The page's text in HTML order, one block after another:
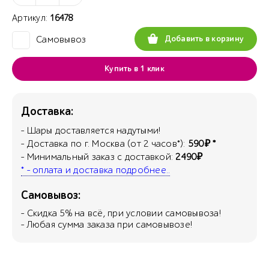
Артикул: 16478
Самовывоз Добавить в корзину
Купить в 1 клик
Доставка:
- Шары доставляется надутыми!
- Доставка по г. Москва (от 2 часов*): 590₽ *
- Минимальный заказ с доставкой:2490₽
* - оплата и доставка подробнее..
Самовывоз:
- Скидка 5% на всё, при условии самовывоза!
- Любая сумма заказа при самовывозе!